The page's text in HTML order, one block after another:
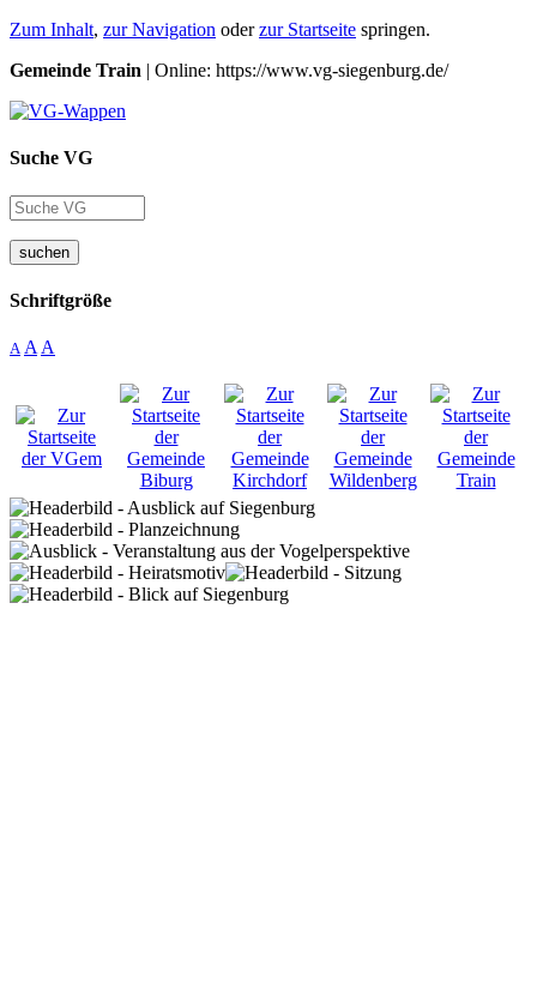
Zum Inhalt, zur Navigation oderzur Startseite springen.
Gemeinde Train | Online: https://www.vg-siegenburg.de/
Suche VG
suchen
Schriftgröße
A A A